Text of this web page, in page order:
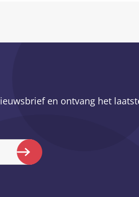
en ontvang het